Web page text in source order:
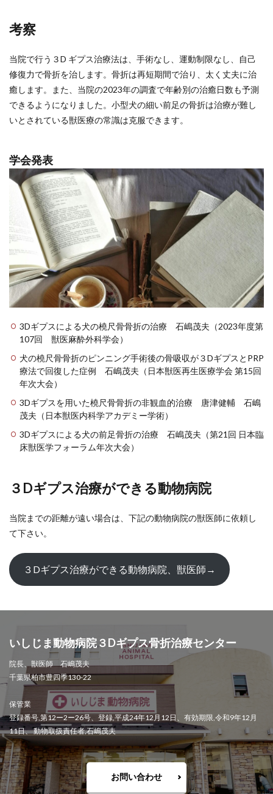
考察
当院で行う３D ギプス治療法は、手術なし、運動制限なし、自己
修復力で骨折を治します。骨折は再短期間で治り、太く丈夫に治
癒します。また、当院の2023年の調査で年齢別の治癒日数も予測
できるようになりました。小型犬の細い前足の骨折は治療が難し
いとされている獣医療の常識は克服できます。
学会発表
3Dギプスによる犬の橈尺骨骨折の治療 石嶋茂夫（2023年度第
107回 獣医麻酔外科学会）
犬の橈尺骨骨折のピンニング手術後の骨吸収が３DギプスとPRP
療法で回復した症例 石嶋茂夫（日本獣医再生医療学会 第15回
年次大会）
3Dギプスを用いた橈尺骨骨折の非観血的治療 唐津健輔 石嶋
茂夫（日本獣医内科学アカデミー学術）
3Dギプスによる犬の前足骨折の治療 石嶋茂夫（第21回 日本臨
床獣医学フォーラム年次大会）
３Dギプス治療ができる動物病院
当院までの距離が遠い場合は、下記の動物病院の獣医師に依頼し
て下さい。
３Dギプス治療ができる動物病院、獣医師→
いしじま動物病院３Dギプス骨折治療センター
院長、獣医師 石嶋茂夫
千葉県柏市豊四季130-22
保管業
登録番号,第12ー2ー26号、登録,平成24年12月12日、有効期限,令和9年12月
11日、 動物取扱責任者,石嶋茂夫
お問い合わせ